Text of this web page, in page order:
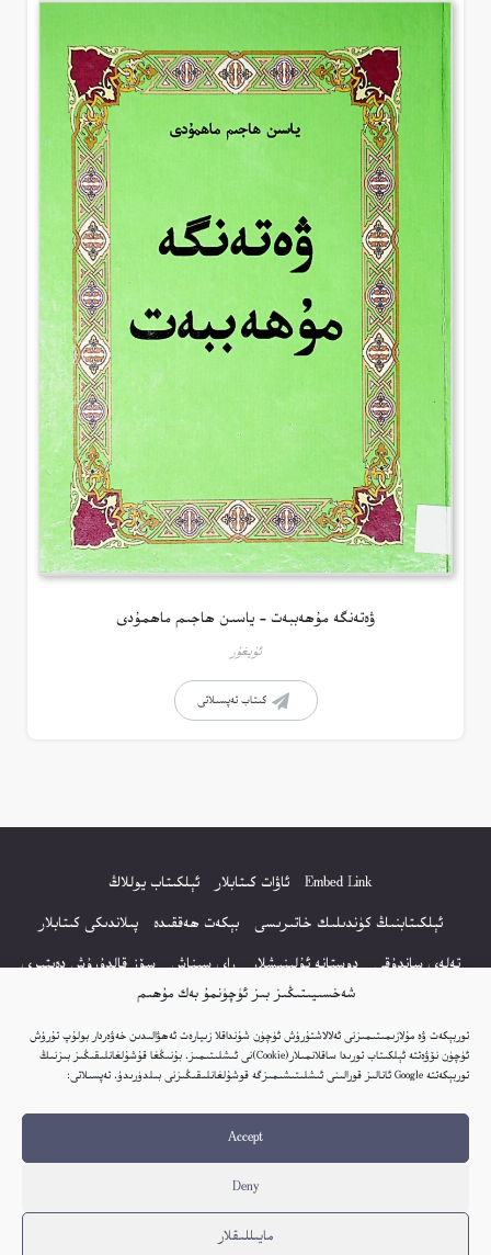
شەخسىيىتىڭىز بىز ئۈچۈنمۇ بەك مۇھىم
توربېكەت ۋە مۇلازىمىتىمىزنى ئەلالاشتۇرۇش ئۈچۈن شۇنداقلا زىيارەت ئەھۋالىدىن خەۋەردار بولۇپ تۇرۇش
ئۈچۈن نۆۋەتتە ئېلكىتاب تورىدا ساقلانمىلار(Cookie)نى ئىشلىتىمىز. بۇنىڭغا قۇشۇلغانلىقىڭىز بىزنىڭ
توربېكەتتە Google ئانالىز قورالىنى ئىشلىتىشىمىزگە قوشۇلغانلىقىڭىزنى بىلدۈرىدۇ. تەپسىلاتى:
Accept
Deny
مايىللىقلار
ۋەتەنگە مۇھەببەت – ياسىن ھاجىم ماھمۇدى
ئۇيغۇر
كىتاب تەپسىلاتى
Embed Link ئاۋات كىتابلار
ئېلكىتاب يوللاڭ
ئېلكىتابنىڭ كۈندىلىك خاتىرىسى
بېكەت ھەققىدە
پىلاندىكى كىتابلار
تەلەي ساندۇقى
دوستانە ئۇلىنىشلار راي سىناش
سۆز قالدۇرۇش دەپتىرى
كۆپ سورالغان سۇئاللار
كىتاب تىزىملىكى
مەخپىيەتلىك باياناتى
نەشىر ھوقۇقى باياناتى
© 2017-2026 تور بېكەتنىڭ بارلىق ھوقۇقى ئېلكىتاب تورى غا مەنسۇپ.
ھەر كۈنى يېڭى كىتابلار قوشۇلىۋاتىدۇ...